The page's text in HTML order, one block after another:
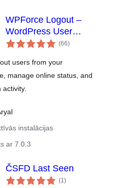
WPForce Logout –
WordPress User
Login Logout (66vērtējumu
kopsumma
)
users from your
manage online status, and
instalācijas
ar 7.0.3
ČSFD Last Seen
(1vērtējumu
kopsumma
)